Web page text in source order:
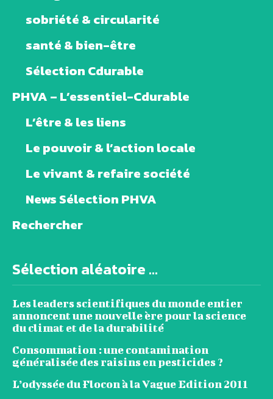
sobriété & circularité
santé & bien-être
Sélection Cdurable
PHVA – L’essentiel-Cdurable
L’être & les liens
Le pouvoir & l’action locale
Le vivant & refaire société
News Sélection PHVA
Rechercher
Sélection aléatoire ...
Les leaders scientifiques du monde entier
annoncent une nouvelle ère pour la science
du climat et de la durabilité
Consommation : une contamination
généralisée des raisins en pesticides ?
L’odyssée du Flocon à la Vague Edition 2011